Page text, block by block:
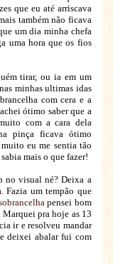
que eu até arriscava
também não ficava
um dia minha chefa
uma hora que os fios
tirar, ou ia em um
minhas ultimas idas
com cera e a
ótimo saber que a
com a cara dela
pinça ficava ótimo
eu me sentia tão
mais o que fazer!
no visual né? Deixa a
Fazia um tempão que
pensei bom
Marquei pra hoje as 13
ir e resolveu mandar
deixei abalar fui com